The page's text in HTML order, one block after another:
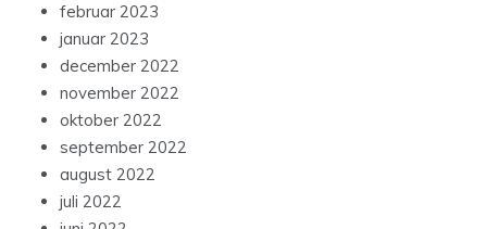
februar 2023
januar 2023
december 2022
november 2022
oktober 2022
september 2022
august 2022
juli 2022